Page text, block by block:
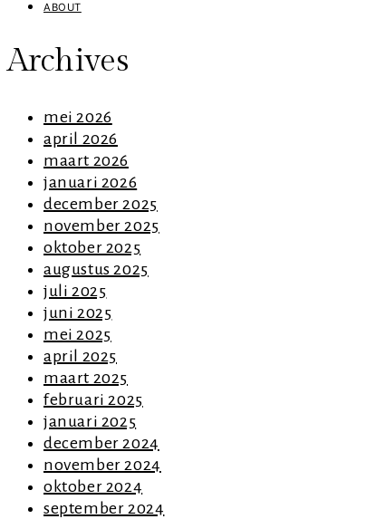
ABOUT
Archives
mei 2026
april 2026
maart 2026
januari 2026
december 2025
november 2025
oktober 2025
augustus 2025
juli 2025
juni 2025
mei 2025
april 2025
maart 2025
februari 2025
januari 2025
december 2024
november 2024
oktober 2024
september 2024